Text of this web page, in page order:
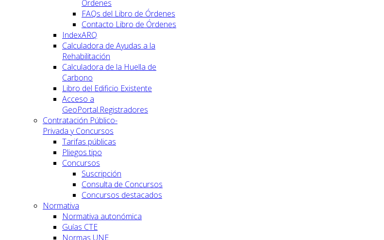
Órdenes
FAQs del Libro de Órdenes
Contacto Libro de Órdenes
IndexARQ
Calculadora de Ayudas a la
Rehabilitación
Calculadora de la Huella de
Carbono
Libro del Edificio Existente
Acceso a
GeoPortal.Registradores
Contratación Público-
Privada y Concursos
Tarifas públicas
Pliegos tipo
Concursos
Suscripción
Consulta de Concursos
Concursos destacados
Normativa
Normativa autonómica
Guías CTE
Normas UNE